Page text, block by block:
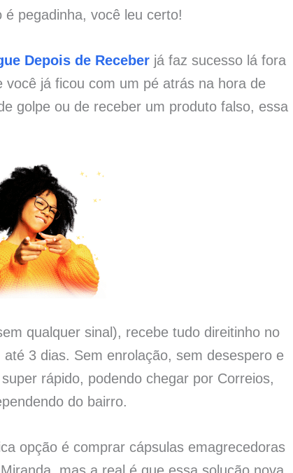
pegadinha, você leu certo!
Depois de Receber já faz sucesso lá fora
já ficou com um pé atrás na hora de
golpe ou de receber um produto falso, essa
qualquer sinal), recebe tudo direitinho no
3 dias. Sem enrolação, sem desespero e
rápido, podendo chegar por Correios,
do bairro.
opção é comprar cápsulas emagrecedoras